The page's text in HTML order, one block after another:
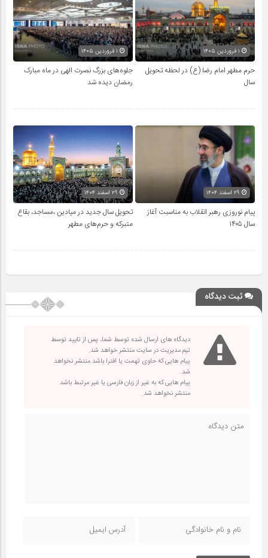
حرم مطهر امام رضا (ع) در لحظه تحویل
سال
جلوه‌های بزرگ نصرت الهی در ماه مبارک
رمضان دیده شد
پیام نوروزی رهبر انقلاب به مناسبت آغاز
سال ۱۴۰۵
تحویل سال‌ جدید در میادین ،مساجد، بقاع
متبرکه‌ و حرم‌های‌ مطهر
ثبت دیدگاه
دیدگاه های ارسال شده توسط شما، پس از تایید توسط
تیم مدیریت در سایت منتشر خواهد شد.
پیام هایی که حاوی تهمت یا افترا باشد منتشر نخواهد
شد.
پیام هایی که به غیر از زبان فارسی یا غیر مرتبط باشد
منتشر نخواهد شد.